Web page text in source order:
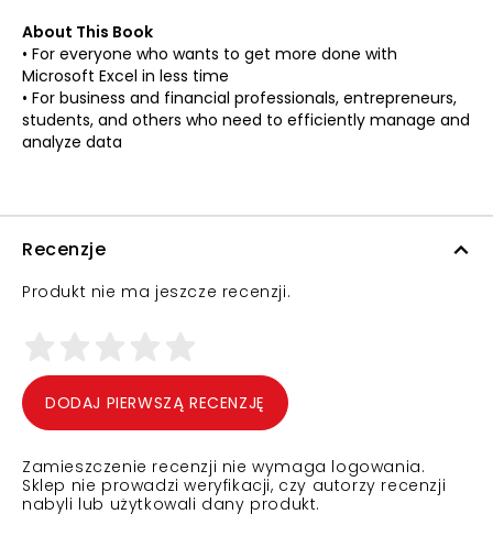
About This Book
• For everyone who wants to get more done with
Microsoft Excel in less time
• For business and financial professionals, entrepreneurs,
students, and others who need to efficiently manage and
analyze data
Recenzje
Produkt nie ma jeszcze recenzji.
DODAJ PIERWSZĄ RECENZJĘ
Zamieszczenie recenzji nie wymaga logowania.
Sklep nie prowadzi weryfikacji, czy autorzy recenzji
nabyli lub użytkowali dany produkt.